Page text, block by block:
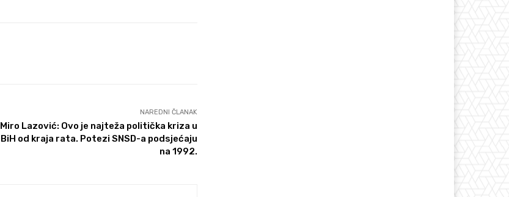
NAREDNI ČLANAK
Miro Lazović: Ovo je najteža politička kriza u
BiH od kraja rata. Potezi SNSD-a podsjećaju
na 1992.